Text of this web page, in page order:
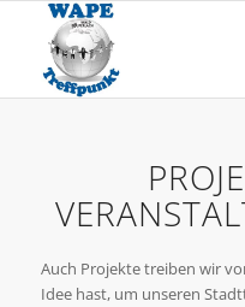
Auch Projekte treiben wir
Idee hast, um unseren